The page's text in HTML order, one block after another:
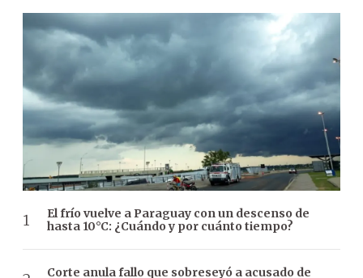
El frío vuelve a Paraguay con un descenso de
hasta 10°C: ¿Cuándo y por cuánto tiempo?
Corte anula fallo que sobreseyó a acusado de